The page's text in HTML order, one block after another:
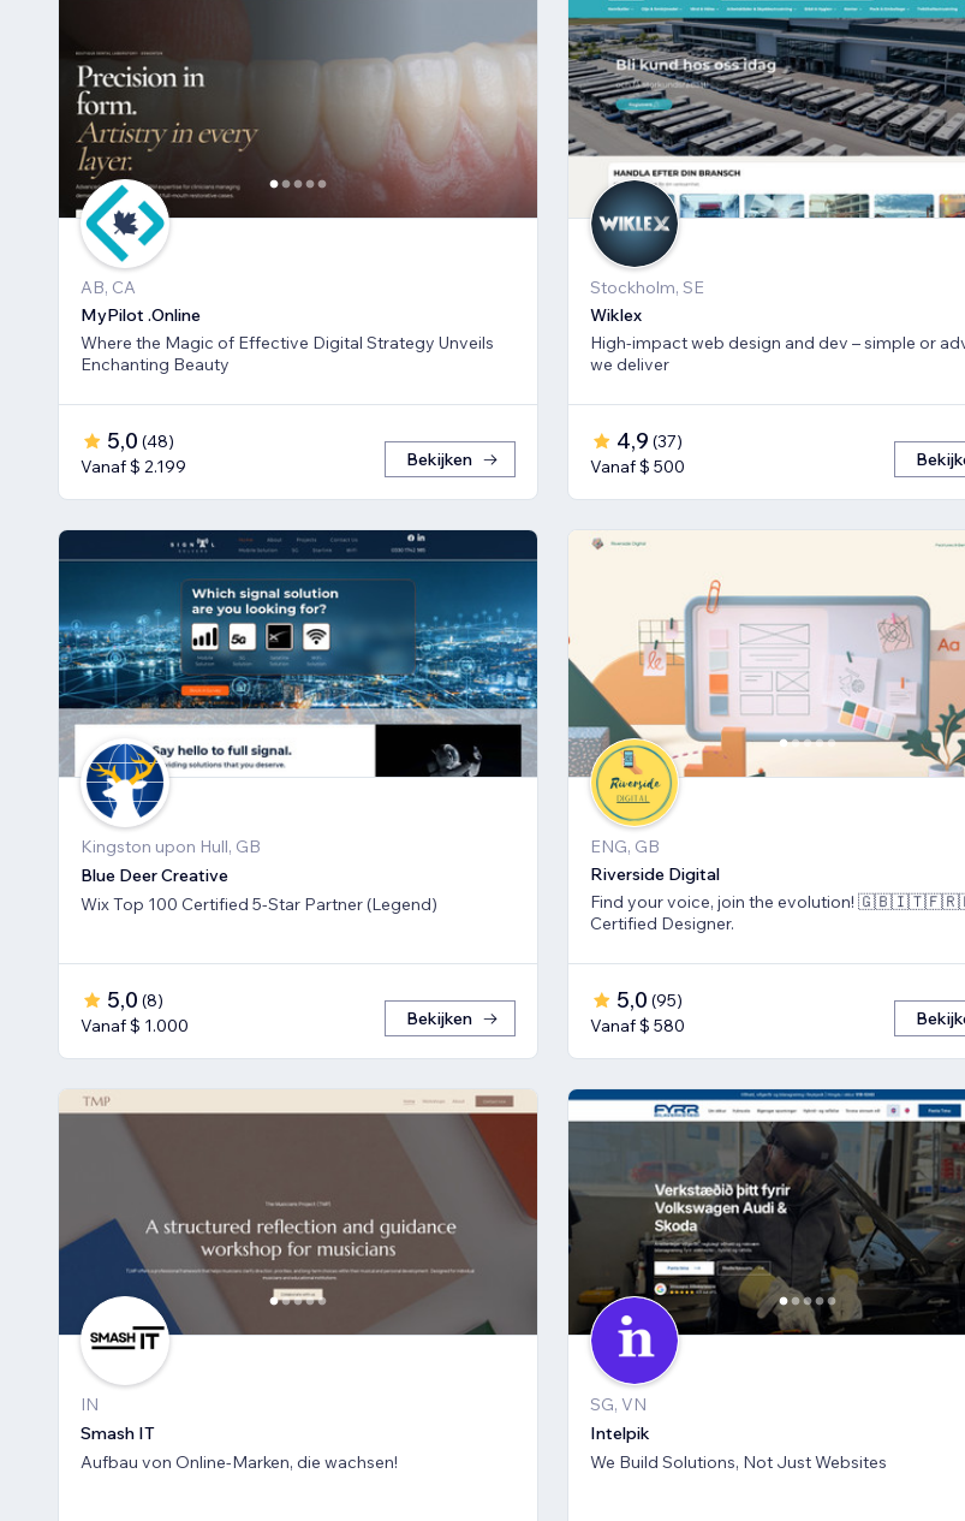
AB, CA
MyPilot .Online
Where the Magic of Effective Digital Strategy Unveils
Enchanting Beauty
5,0 (48)
Vanaf $ 2.199
Bekijken
Stockholm, SE
Wiklex
High-impact web design and dev – simple or
we deliver
4,9 (37)
Vanaf $ 500
Kingston upon Hull, GB
Blue Deer Creative
Wix Top 100 Certified 5-Star Partner (Legend)
5,0 (8)
Vanaf $ 1.000
Bekijken
ENG, GB
Riverside Digital
Find your voice, join the evolution!
Certified Designer.
5,0 (95)
Vanaf $ 580
IN
Smash IT
Aufbau von Online-Marken, die wachsen!
SG, VN
Intelpik
We Build Solutions, Not Just Websites